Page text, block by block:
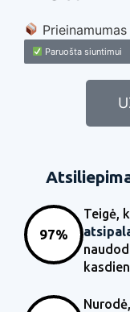
Prieinamumas
Paruošta siuntimui
97%
Teigė,